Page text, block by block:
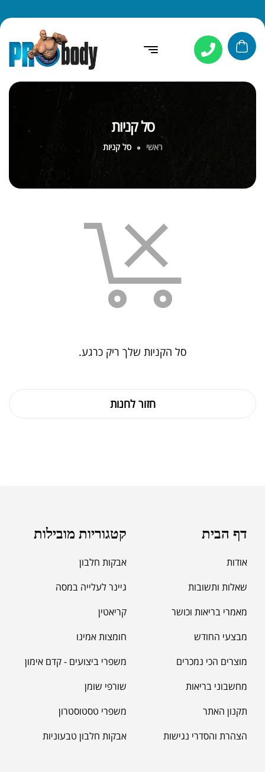
סל קניות
ראשי סל קניות
סל הקניות שלך ריק כרגע.
חזור לחנות
דף הבית
אודות
שאלות ותשובות
מאמרי בריאות וכושר
מבצעי החודש
מוצרים הכי נמכרים
מחשבוני בריאות
תקנון האתר
הצהרת והסדרי נגישות
קטגוריות מובילות
אבקות חלבון
גיינר לעלייה במסה
קריאטין
חומצות אמינו
משפרי ביצועים - קדם אימון
שורפי שומן
משפרי טסטוסטרון
אבקות חלבון טבעוניות